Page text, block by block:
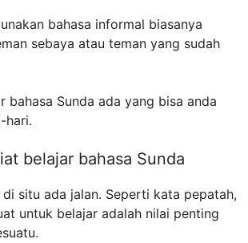
bahasa informal biasanya
sebaya atau teman yang sudah
bahasa Sunda ada yang bisa anda
hari.
belajar bahasa Sunda
situ ada jalan. Seperti kata pepatah,
untuk belajar adalah nilai penting